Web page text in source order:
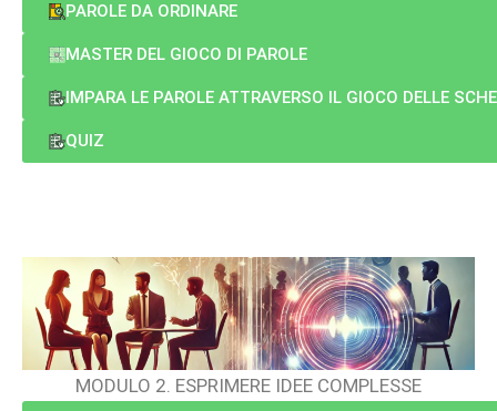
PAROLE DA ORDINARE
MASTER DEL GIOCO DI PAROLE
IMPARA LE PAROLE ATTRAVERSO IL GIOCO DELLE
QUIZ
MODULO 2. ESPRIMERE IDEE COMPLESSE